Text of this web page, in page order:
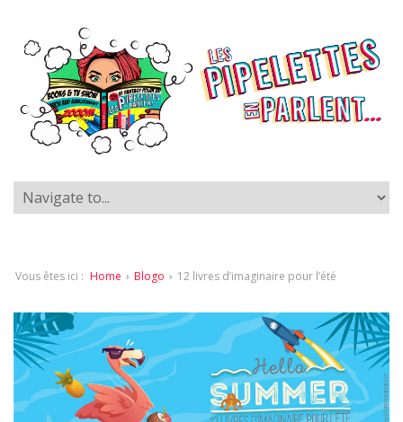
Vous êtes ici : Home › Blogo › 12 livres d’imaginaire pour l’été